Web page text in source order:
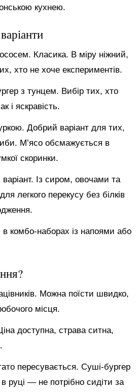
кухнею.
Класика. В міру ніжний,
хто не хоче експериментів.
з тунцем. Вибір тих, хто
і яскравість.
Добрий варіант для тих,
М’ясо обсмажується в
скоринки.
варіант. Із сиром, овочами та
легкого перекусу без білків
в комбо-наборах із напоями або
Можна поїсти швидко,
місця.
доступна, страва ситна,
пересувається. Суші-бургер
руці — не потрібно сидіти за